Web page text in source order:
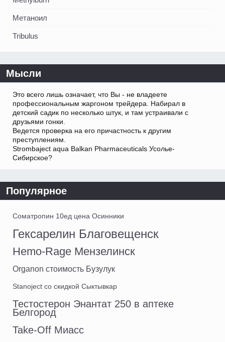
Метаноил
Tribulus
Мысли
Это всего лишь означает, что Вы - не владеете
профессиональным жаргоном трейдера. Набирал в
детский садик по несколько штук, и там устраивали с
друзьями гонки.
Ведется проверка на его причастность к другим
преступлениям.
Strombaject aqua Balkan Pharmaceuticals Усолье-
Сибирское?
Популярное
Cоматропин 10ед цена Осинники
Гексарелин Благовещенск
Hemo-Rage Мензелинск
Organon стоимость Бузулук
Stanoject со скидкой Сыктывкар
Тестостерон Энантат 250 в аптеке
Белгород
Take-Off Миасс